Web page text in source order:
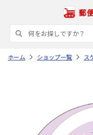
ホーム ショップ一覧 ス